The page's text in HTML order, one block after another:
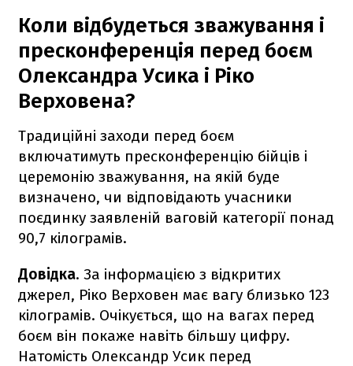
Коли відбудеться зважування і
пресконференція перед боєм
Олександра Усика і Ріко
Верховена?
Традиційні заходи перед боєм
включатимуть пресконференцію бійців і
церемонію зважування, на якій буде
визначено, чи відповідають учасники
поєдинку заявленій ваговій категорії понад
90,7 кілограмів.
Довідка. За інформацією з відкритих
джерел, Ріко Верховен має вагу близько 123
кілограмів. Очікується, що на вагах перед
боєм він покаже навіть більшу цифру.
Натомість Олександр Усик перед